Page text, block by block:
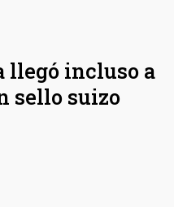
llegó incluso a
sello suizo